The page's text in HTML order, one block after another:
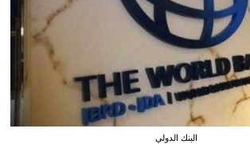
البنك الدولي